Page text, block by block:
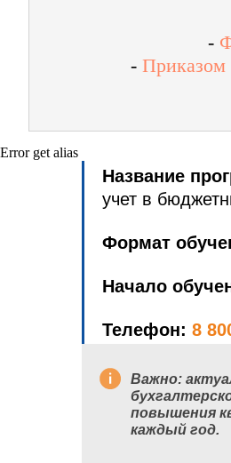
-
- Приказом
Error get alias
Название
учет в
Формат
Начало
Телефон: 8
Важно:
повышения
каждый год.